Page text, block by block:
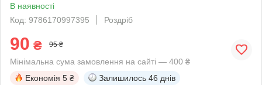
В наявності
Код: 9786170997395
Роздріб
90 ₴ 95 ₴
Мінімальна сума замовлення на сайті — 400 ₴
Економія 5 ₴ Залишилось 46 днів